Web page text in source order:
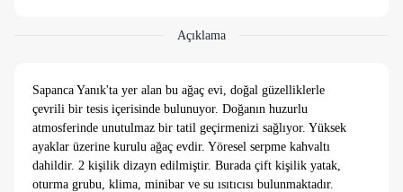
Açıklama
Sapanca Yanık'ta yer alan bu ağaç evi, doğal güzelliklerle
çevrili bir tesis içerisinde bulunuyor. Doğanın huzurlu
atmosferinde unutulmaz bir tatil geçirmenizi sağlıyor. Yüksek
ayaklar üzerine kurulu ağaç evdir. Yöresel serpme kahvaltı
dahildir. 2 kişilik dizayn edilmiştir. Burada çift kişilik yatak,
oturma grubu, klima, minibar ve su ısıtıcısı bulunmaktadır.